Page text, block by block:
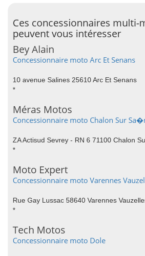
Ces concessionnaires multi-
peuvent vous intéresser
Bey Alain
Concessionnaire moto Arc Et Senans
10 avenue Salines 25610 Arc Et Senans
*
Méras Motos
Concessionnaire moto Chalon Sur
ZA Actisud Sevrey - RN 6 71100 Chalon
*
Moto Expert
Concessionnaire moto Varennes
Rue Gay Lussac 58640 Varennes
*
Tech Motos
Concessionnaire moto Dole